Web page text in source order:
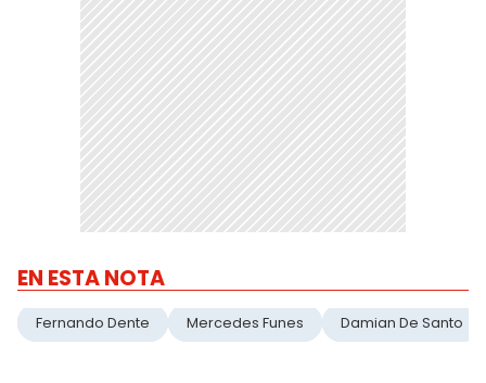
EN ESTA NOTA
Fernando Dente Mercedes Funes Damian De Santo